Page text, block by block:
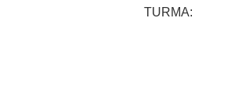
TURMA: